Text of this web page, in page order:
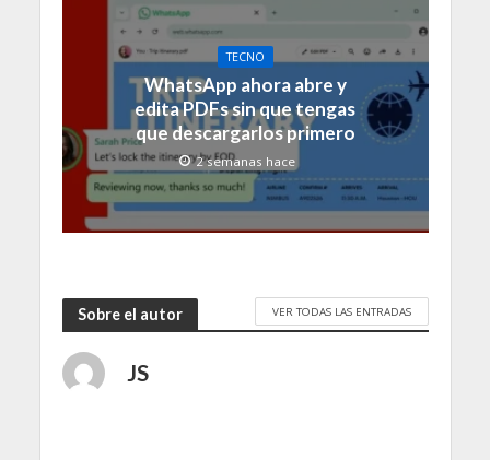
TECNO
WhatsApp ahora abre y
edita PDFs sin que tengas
que descargarlos primero
2 semanas hace
Sobre el autor VER TODAS LAS ENTRADAS
JS